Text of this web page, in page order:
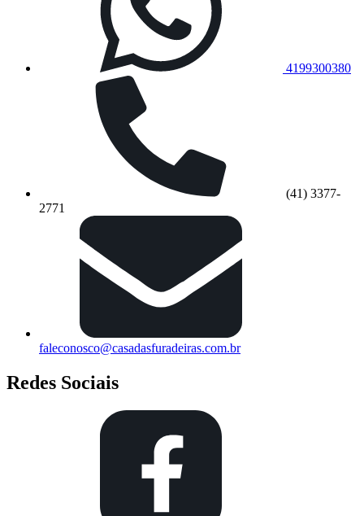
4199300380
(41) 3377-
2771
faleconosco@casadasfuradeiras.com.br
Redes Sociais